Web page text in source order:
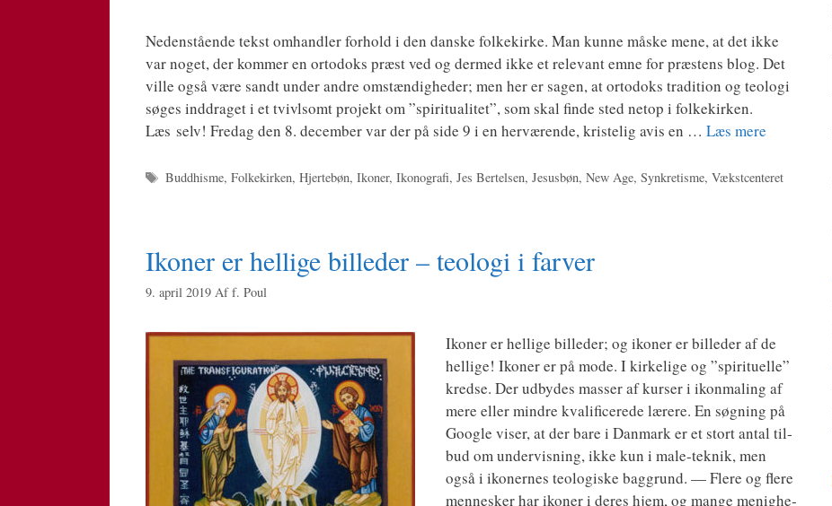
Neden­stå­en­de tekst omhand­ler for­hold i den dan­ske fol­kekir­ke. Man kun­ne måske mene, at det ikke
var noget, der kom­mer en orto­doks præst ved og der­med ikke et rele­vant emne for præ­stens blog. Det
vil­le også være sandt under andre omstæn­dig­he­der; men her er sagen, at orto­doks tra­di­tion og teo­lo­gi
søges ind­dra­get i et tvivl­s­omt pro­jekt om ”spi­ri­tu­a­li­tet”, som skal fin­de sted net­op i fol­kekir­ken.
Læs selv! Fre­dag den 8. decem­ber var der på side 9 i en her­væ­ren­de, kri­ste­lig avis en … Læs mere
Tags
Buddhisme, Folkekirken, Hjertebøn, Ikoner, Ikonografi, Jes Bertelsen, Jesusbøn, New Age, Synkretisme, Vækstcenteret
Ikoner er hellige billeder – teologi i farver
9. april 2019 Aff. Poul
Iko­ner er hel­li­ge bil­le­der; og iko­ner er bil­le­der af de
hel­li­ge! Iko­ner er på mode. I kir­ke­li­ge og ”spi­ri­tu­el­le”
kred­se. Der udby­des mas­ser af kur­ser i ikon­ma­ling af
mere eller min­dre kva­li­fi­ce­re­de lære­re. En søg­ning på
Goog­le viser, at der bare i Dan­mark er et stort antal til­
bud om under­vis­ning, ikke kun i male-tek­­nik, men
også i iko­ner­nes teo­lo­gi­ske bag­grund. — Fle­re og fle­re
men­ne­sker har iko­ner i deres hjem, og man­ge menig­he­